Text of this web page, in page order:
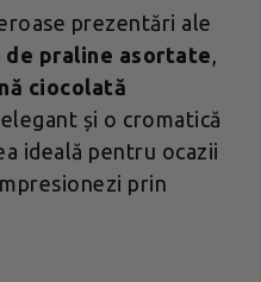
prezentări ale
de praline asortate
ciocolată
și o cromatică
ideală pentru ocazii
prin